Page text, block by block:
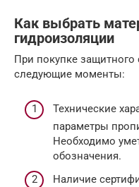
Как выбрать
гидроизоляции
При покупке
следующие моменты:
Технические
параметры
Необходимо
обозначения.
Наличие